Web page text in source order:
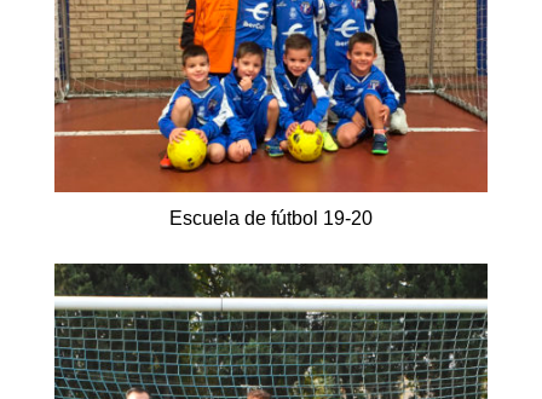
Escuela de fútbol 19-20